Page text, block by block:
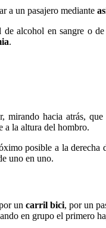
a un pasajero mediante
alcohol en sangre o
.
hacia atrás,
a la altura del hombro.
posible a la
uno en uno.
un carril bici, por un
en grupo el primero